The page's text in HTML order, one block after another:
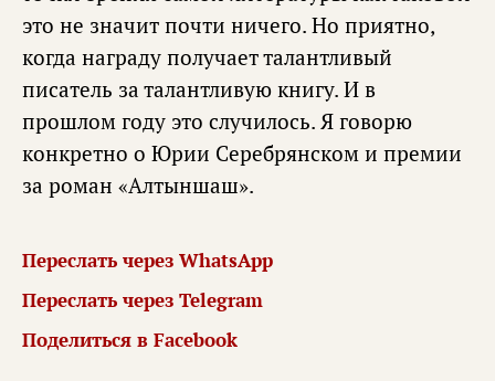
это не значит почти ничего. Но приятно,
когда награду получает талантливый
писатель за талантливую книгу. И в
прошлом году это случилось. Я говорю
конкретно о Юрии Серебрянском и премии
за роман «Алтыншаш».
Переслать через WhatsApp
Переслать через Telegram
Поделиться в Facebook